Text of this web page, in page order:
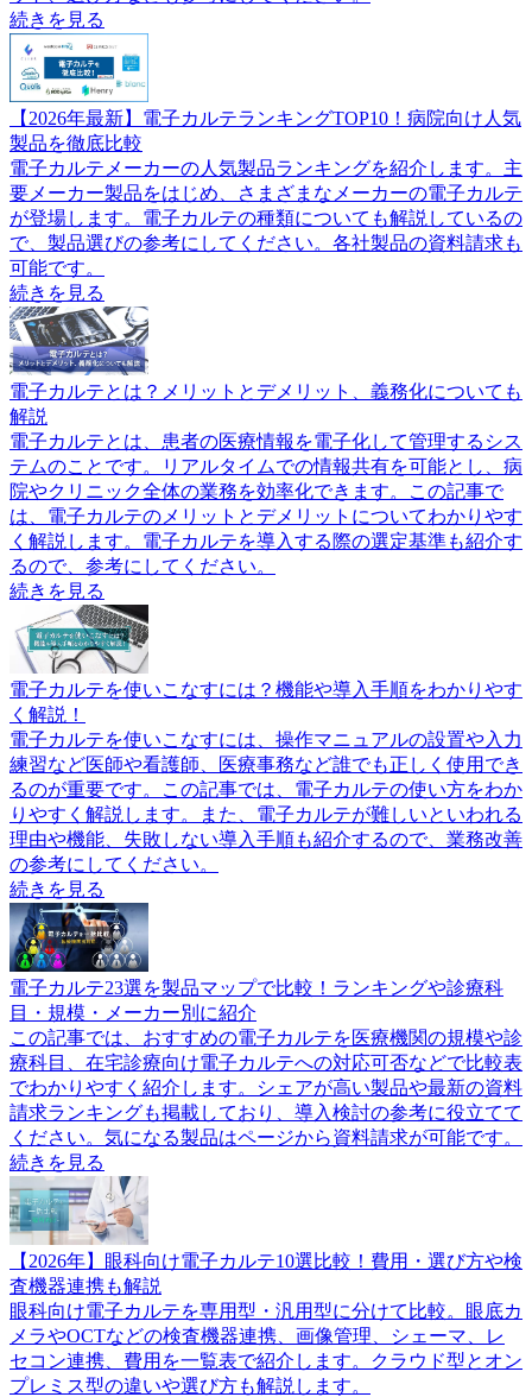
続きを見る
【2026年最新】電子カルテランキングTOP10！病院向け人気
製品を徹底比較
電子カルテメーカーの人気製品ランキングを紹介します。主
要メーカー製品をはじめ、さまざまなメーカーの電子カルテ
が登場します。電子カルテの種類についても解説しているの
で、製品選びの参考にしてください。各社製品の資料請求も
可能です。
続きを見る
電子カルテとは？メリットとデメリット、義務化についても
解説
電子カルテとは、患者の医療情報を電子化して管理するシス
テムのことです。リアルタイムでの情報共有を可能とし、病
院やクリニック全体の業務を効率化できます。この記事で
は、電子カルテのメリットとデメリットについてわかりやす
く解説します。電子カルテを導入する際の選定基準も紹介す
るので、参考にしてください。
続きを見る
電子カルテを使いこなすには？機能や導入手順をわかりやす
く解説！
電子カルテを使いこなすには、操作マニュアルの設置や入力
練習など医師や看護師、医療事務など誰でも正しく使用でき
るのが重要です。この記事では、電子カルテの使い方をわか
りやすく解説します。また、電子カルテが難しいといわれる
理由や機能、失敗しない導入手順も紹介するので、業務改善
の参考にしてください。
続きを見る
電子カルテ23選を製品マップで比較！ランキングや診療科
目・規模・メーカー別に紹介
この記事では、おすすめの電子カルテを医療機関の規模や診
療科目、在宅診療向け電子カルテへの対応可否などで比較表
でわかりやすく紹介します。シェアが高い製品や最新の資料
請求ランキングも掲載しており、導入検討の参考に役立てて
ください。気になる製品はページから資料請求が可能です。
続きを見る
【2026年】眼科向け電子カルテ10選比較！費用・選び方や検
査機器連携も解説
眼科向け電子カルテを専用型・汎用型に分けて比較。眼底カ
メラやOCTなどの検査機器連携、画像管理、シェーマ、レ
セコン連携、費用を一覧表で紹介します。クラウド型とオン
プレミス型の違いや選び方も解説します。